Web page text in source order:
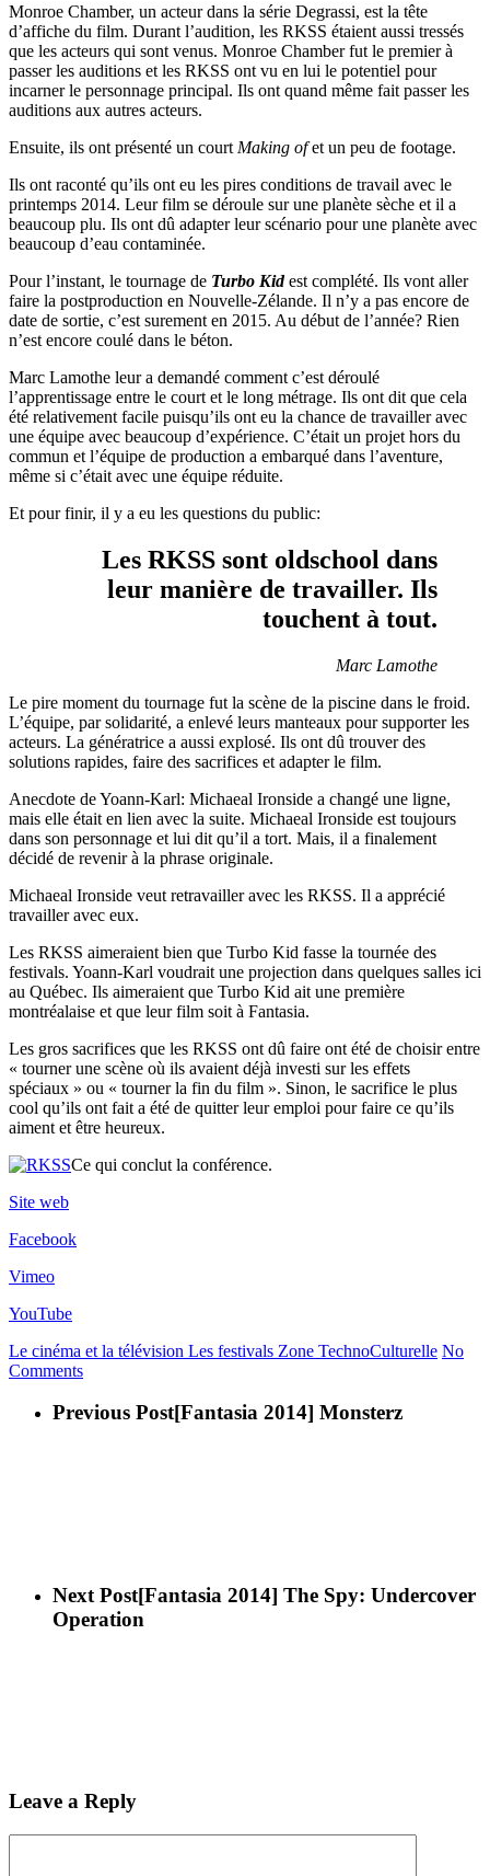
Monroe Chamber, un acteur dans la série Degrassi, est la tête
d’affiche du film. Durant l’audition, les RKSS étaient aussi tressés
que les acteurs qui sont venus. Monroe Chamber fut le premier à
passer les auditions et les RKSS ont vu en lui le potentiel pour
incarner le personnage principal. Ils ont quand même fait passer les
auditions aux autres acteurs.
Ensuite, ils ont présenté un court Making ofet un peu de footage.
Ils ont raconté qu’ils ont eu les pires conditions de travail avec le
printemps 2014. Leur film se déroule sur une planète sèche et il a
beaucoup plu. Ils ont dû adapter leur scénario pour une planète avec
beaucoup d’eau contaminée.
Pour l’instant, le tournage de Turbo Kidest complété. Ils vont aller
faire la postproduction en Nouvelle-Zélande. Il n’y a pas encore de
date de sortie, c’est surement en 2015. Au début de l’année? Rien
n’est encore coulé dans le béton.
Marc Lamothe leur a demandé comment c’est déroulé
l’apprentissage entre le court et le long métrage. Ils ont dit que cela
été relativement facile puisqu’ils ont eu la chance de travailler avec
une équipe avec beaucoup d’expérience. C’était un projet hors du
commun et l’équipe de production a embarqué dans l’aventure,
même si c’était avec une équipe réduite.
Et pour finir, il y a eu les questions du public:
Les RKSS sont oldschool dans
leur manière de travailler. Ils
touchent à tout.
Marc Lamothe
Le pire moment du tournage fut la scène de la piscine dans le froid.
L’équipe, par solidarité, a enlevé leurs manteaux pour supporter les
acteurs. La génératrice a aussi explosé. Ils ont dû trouver des
solutions rapides, faire des sacrifices et adapter le film.
Anecdote de Yoann-Karl: Michaeal Ironside a changé une ligne,
mais elle était en lien avec la suite. Michaeal Ironside est toujours
dans son personnage et lui dit qu’il a tort. Mais, il a finalement
décidé de revenir à la phrase originale.
Michaeal Ironside veut retravailler avec les RKSS. Il a apprécié
travailler avec eux.
Les RKSS aimeraient bien que Turbo Kid fasse la tournée des
festivals. Yoann-Karl voudrait une projection dans quelques salles ici
au Québec. Ils aimeraient que Turbo Kid ait une première
montréalaise et que leur film soit à Fantasia.
Les gros sacrifices que les RKSS ont dû faire ont été de choisir entre
« tourner une scène où ils avaient déjà investi sur les effets
spéciaux » ou « tourner la fin du film ». Sinon, le sacrifice le plus
cool qu’ils ont fait a été de quitter leur emploi pour faire ce qu’ils
aiment et être heureux.
Ce qui conclut la conférence.
Site web
Facebook
Vimeo
YouTube
Le cinéma et la télévision Les festivals Zone TechnoCulturelle No
Comments
Previous Post[Fantasia 2014] Monsterz
Next Post[Fantasia 2014] The Spy: Undercover
Operation
Leave a Reply